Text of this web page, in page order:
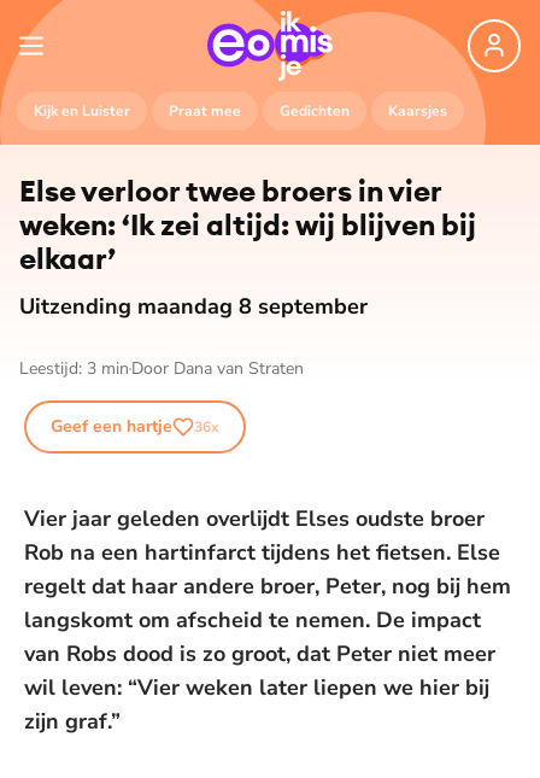
Kijk en Luister Praat mee Gedichten Kaarsjes
Else verloor twee broers in vier
weken: ‘Ik zei altijd: wij blijven bij
elkaar’
Uitzending maandag 8 september
Leestijd: 3 min Door Dana van Straten
Geef een hartje 36x
Vier jaar geleden overlijdt Elses oudste broer
Rob na een hartinfarct tijdens het fietsen. Else
regelt dat haar andere broer, Peter, nog bij hem
langskomt om afscheid te nemen. De impact
van Robs dood is zo groot, dat Peter niet meer
wil leven: “Vier weken later liepen we hier bij
zijn graf.”